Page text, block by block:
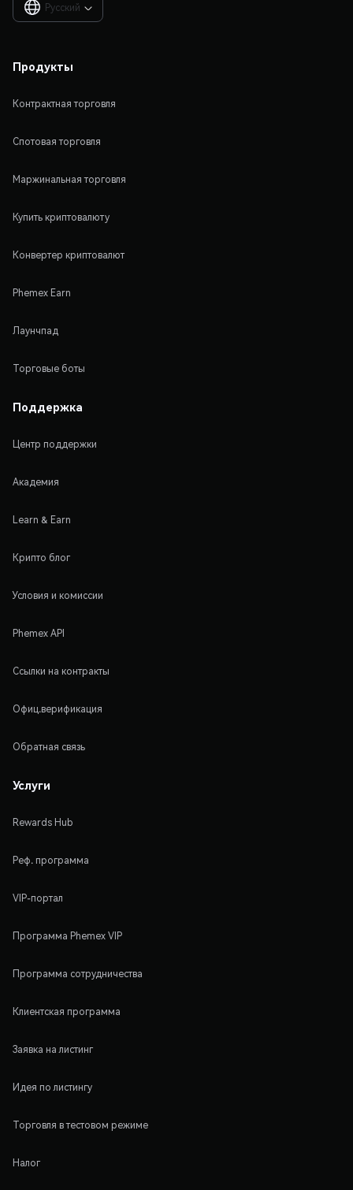
Русский 
Продукты
Контрактная торговля
Спотовая торговля
Маржинальная торговля
Купить криптовалюту
Конвертер криптовалют
Phemex Earn
Лаунчпад
Торговые боты
Поддержка
Центр поддержки
Академия
Learn & Earn
Крипто блог
Условия и комиссии
Phemex API
Ссылки на контракты
Офиц.верификация
Обратная связь
Услуги
Rewards Hub
Реф. программа
VIP-портал
Программа Phemex VIP
Программа сотрудничества
Клиентская программа
Заявка на листинг
Идея по листингу
Торговля в тестовом режиме
Налог